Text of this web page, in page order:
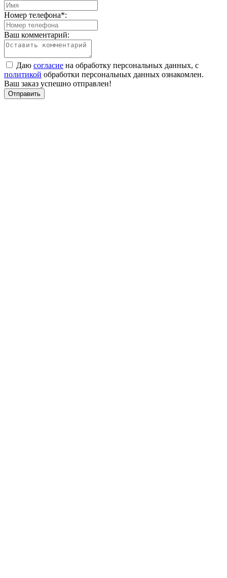
Номер телефона*:
Ваш комментарий:
Даю согласие на обработку персональных данных, с
политикой обработки персональных данных ознакомлен.
Ваш заказ успешно отправлен!